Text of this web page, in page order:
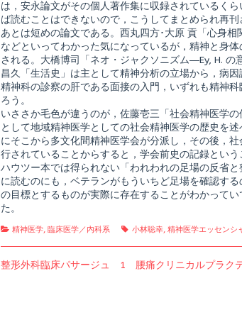
は，安永論文がその個人著作集に収録されているく
ば読むことはできないので，こうしてまとめられ再刊
あとは短めの論文である。西丸四方･大原 貢「心
などといってわかった気になっているが，精神と身
される。大橋博司「ネオ・ジャクソニズム―Ey, H. の
昌久「生活史」は主として精神分析の立場から，病
精神科の診察の肝である面接の入門，いずれも精神
ろう。
いささか毛色が違うのが，佐藤壱三「社会精神医学
として地域精神医学としての社会精神医学の歴史を
にそこから多文化間精神医学会が分派し，その後，
行されていることからすると，学会前史の記録という
ハウツー本では得られない「われわれの足場の反省
に読むのにも，ベテランがもういちど足場を確認す
の目標とするものが実際に存在することがわかって
た。
Categories
精神医学, 臨床医学／内科系 Tags
小林聡幸,精神医学エッセンシ
投
Previous
整形外科臨床パサージュ 1 腰痛クリニカルプラク